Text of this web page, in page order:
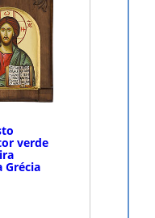
verde
Grécia